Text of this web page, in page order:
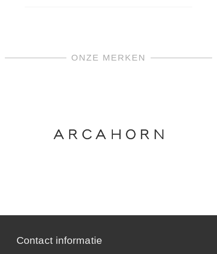
ONZE MERKEN
Contact informatie